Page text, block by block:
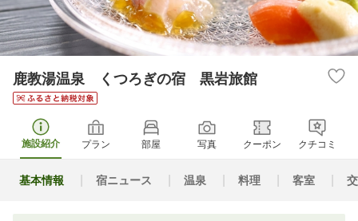
鹿教湯温泉 くつろぎの宿 黒岩旅館
施設紹介 プラン 部屋 写真 クーポン クチコミ
基本情報 宿ニュース 温泉 料理 客室